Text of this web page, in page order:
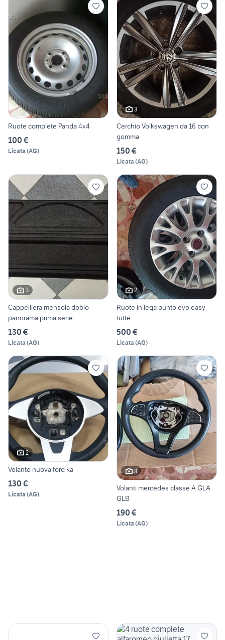
Ruote complete Panda 4x4
100 €
Licata (AG)
3
Cerchio Volkswagen da 16 con
gomma
150 €
Licata (AG)
3
Cappelliera mensola doblo
panorama prima serie
130 €
Licata (AG)
2
Ruote in lega punto evo easy
tutte
500 €
Licata (AG)
2
Volante nuova ford ka
130 €
Licata (AG)
3
Volanti mercedes classe A GLA
GLB
190 €
Licata (AG)